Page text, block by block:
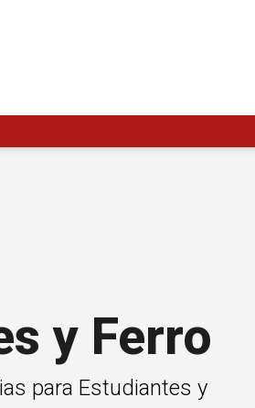
y Ferro
para Estudiantes y